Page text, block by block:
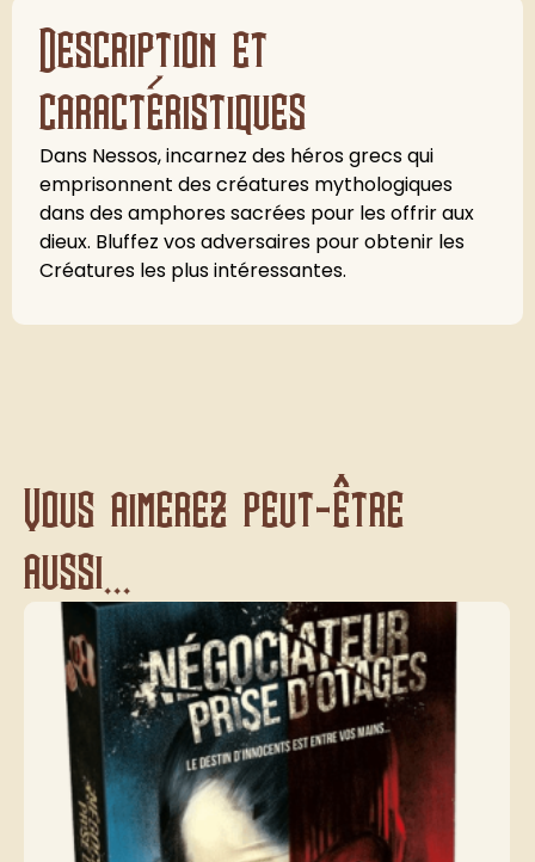
Description et
caractéristiques
Dans Nessos, incarnez des héros grecs qui
emprisonnent des créatures mythologiques
dans des amphores sacrées pour les offrir aux
dieux. Bluffez vos adversaires pour obtenir les
Créatures les plus intéressantes.
Vous aimerez peut-être
aussi...